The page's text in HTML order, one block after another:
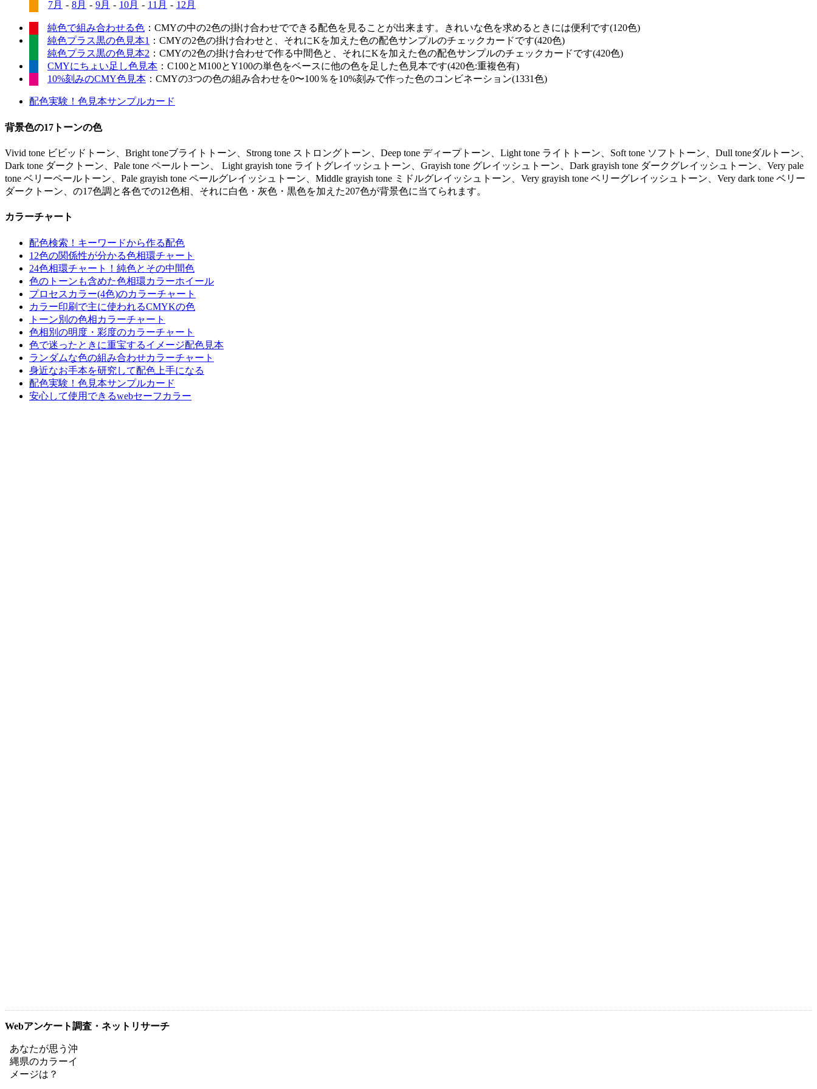
7月 - 8月 - 9月 - 10月 - 11月 - 12月
純色で組み合わせる色 ：CMYの中の2色の掛け合わせでできる配色を見ることが出来ます。きれいな色を求めるときには便利です(120色)
純色プラス黒の色見本1 ：CMYの2色の掛け合わせと、それにKを加えた色の配色サンプルのチェックカードです(420色)
純色プラス黒の色見本2 ：CMYの2色の掛け合わせで作る中間色と、それにKを加えた色の配色サンプルのチェックカードです(420色)
CMYにちょい足し色見本 ：C100とM100とY100の単色をベースに他の色を足した色見本です(420色:重複色有)
10%刻みのCMY色見本 ：CMYの3つの色の組み合わせを0〜100％を10%刻みで作った色のコンビネーション(1331色)
配色実験！色見本サンプルカード
背景色の17トーンの色
Vivid tone ビビッドトーン、Bright toneブライトトーン、Strong tone ストロングトーン、Deep tone ディープトーン、Light tone ライトトーン、Soft tone ソフトトーン、Dull toneダルトーン、
Dark tone ダークトーン、Pale tone ペールトーン、 Light grayish tone ライトグレイッシュトーン、Grayish tone グレイッシュトーン、Dark grayish tone ダークグレイッシュトーン、Very pale
tone ベリーペールトーン、Pale grayish tone ペールグレイッシュトーン、Middle grayish tone ミドルグレイッシュトーン、Very grayish tone ベリーグレイッシュトーン、Very dark tone ベリー
ダークトーン、の17色調と各色での12色相、それに白色・灰色・黒色を加えた207色が背景色に当てられます。
カラーチャート
配色検索！キーワードから作る配色
12色の関係性が分かる色相環チャート
24色相環チャート！純色とその中間色
色のトーンも含めた色相環カラーホイール
プロセスカラー(4色)のカラーチャート
カラー印刷で主に使われるCMYKの色
トーン別の色相カラーチャート
色相別の明度・彩度のカラーチャート
色で迷ったときに重宝するイメージ配色見本
ランダムな色の組み合わせカラーチャート
身近なお手本を研究して配色上手になる
配色実験！色見本サンプルカード
安心して使用できるwebセーフカラー
Webアンケート調査・ネットリサーチ